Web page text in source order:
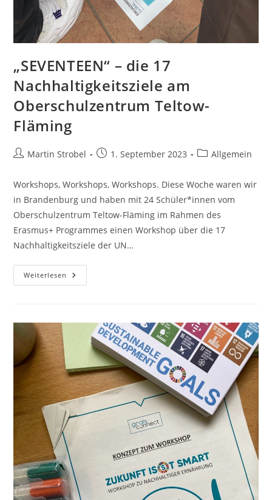
„SEVENTEEN“ – die 17
Nachhaltigkeitsziele am
Oberschulzentrum Teltow-
Fläming
Beitrags-
Martin Strobel
Beitrag1. September 2023
Beitrags-
Allgemein
Workshops, Workshops, Workshops. Diese Woche waren wir
in Brandenburg und haben mit 24 Schüler*innen vom
Oberschulzentrum Teltow-Fläming im Rahmen des
Erasmus+ Programmes einen Workshop über die 17
Nachhaltigkeitsziele der UN…
Weiterlesen „SEVENTEEN“
–
Oberschulzentrum
Teltow-
Fläming